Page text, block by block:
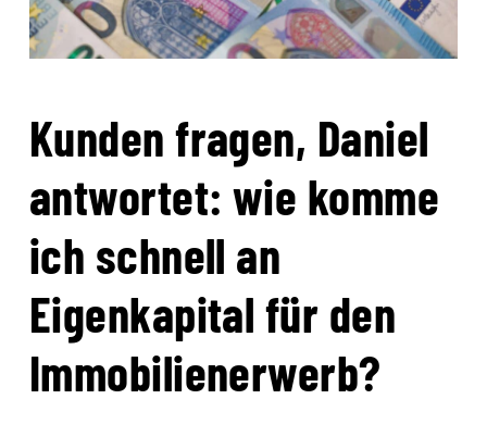
Kunden fragen, Daniel
antwortet: wie komme
ich schnell an
Eigenkapital für den
Immobilienerwerb?